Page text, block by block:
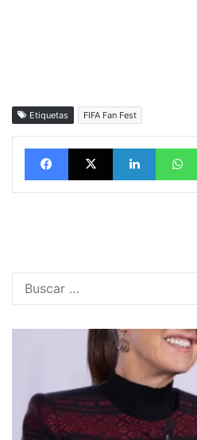
Etiquetas FIFA Fan Fest
FacebookX LinkedIn